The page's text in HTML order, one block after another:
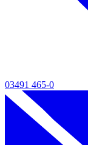
03491 465-0